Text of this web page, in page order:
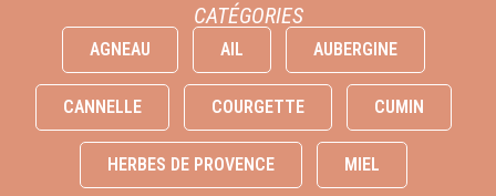
CATÉGORIES
AGNEAU AIL AUBERGINE
CANNELLE COURGETTE CUMIN
HERBES DE PROVENCE MIEL